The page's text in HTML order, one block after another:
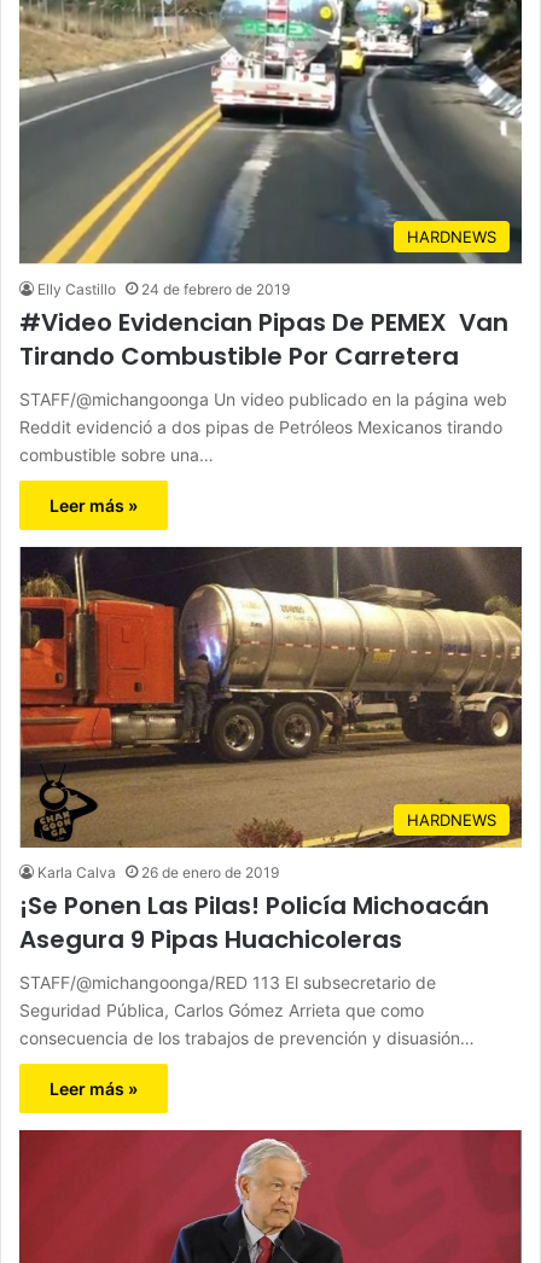
HARDNEWS
Elly Castillo 24 de febrero de 2019
#Video Evidencian Pipas De PEMEX Van
Tirando Combustible Por Carretera
STAFF/@michangoonga Un video publicado en la página web
Reddit evidenció a dos pipas de Petróleos Mexicanos tirando
combustible sobre una…
Leer más »
HARDNEWS
Karla Calva 26 de enero de 2019
¡Se Ponen Las Pilas! Policía Michoacán
Asegura 9 Pipas Huachicoleras
STAFF/@michangoonga/RED 113 El subsecretario de
Seguridad Pública, Carlos Gómez Arrieta que como
consecuencia de los trabajos de prevención y disuasión…
Leer más »